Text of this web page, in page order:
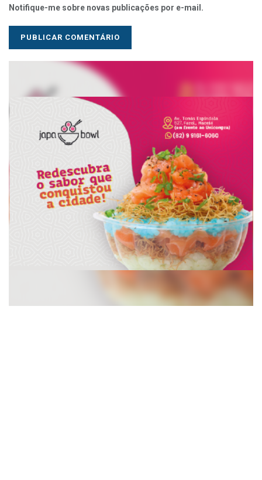
Notifique-me sobre novas publicações por e-mail.